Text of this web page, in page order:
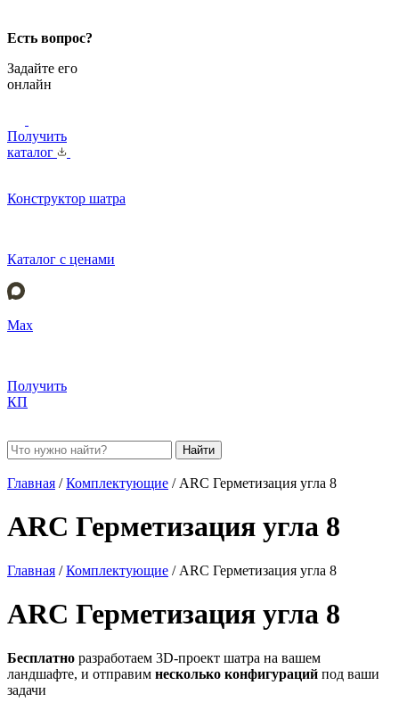
Есть вопрос?
Задайте его
онлайн
Получить
каталог
Конструктор шатра
Каталог с ценами
Max
Получить
КП
Найти
Главная /Комплектующие / ARC Герметизация угла 8
ARC Герметизация угла 8
Главная /Комплектующие / ARC Герметизация угла 8
ARC Герметизация угла 8
Бесплатно разработаем 3D-проект шатра на вашем
ландшафте, и отправим несколько конфигураций под ваши
задачи